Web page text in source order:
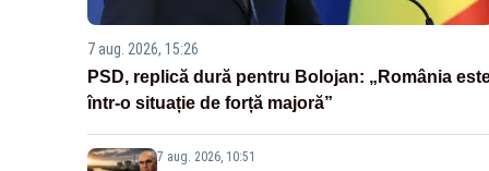
7 aug. 2026, 15:26
PSD, replică dură pentru Bolojan: „România
într-o situație de forță majoră”
7 aug. 2026, 10:51